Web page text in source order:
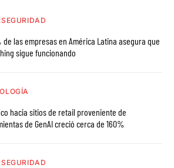
de las empresas en América Latina asegura que
sigue funcionando
hacia sitios de retail proveniente de
de GenAI creció cerca de 160%